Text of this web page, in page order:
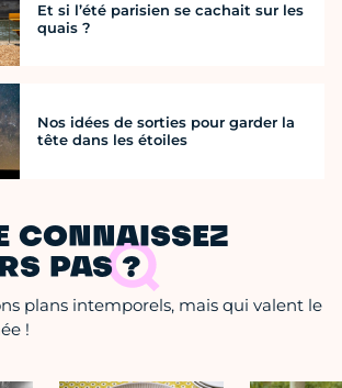
Et si l’été parisien se cachait sur les
quais ?
Nos idées de sorties pour garder la
tête dans les étoiles
CONNAISSEZ
PAS ?
plans intemporels, mais qui valent le
!